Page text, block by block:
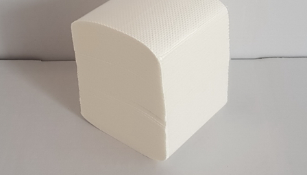
Slagani toalet papir 200 listića 30x200 ili 40x200